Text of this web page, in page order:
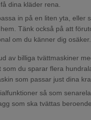
dina kläder rena.
in på en liten yta,
Tänk också på att
om du känner dig osäker.
av billiga tvättmaskiner
du sparar flera
som passar just dina
så som
som ska tvättas